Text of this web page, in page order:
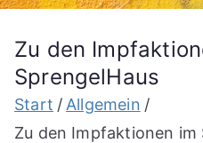
Zu den
SprengelHaus
Start
Allgemein
Zu den Impfaktionen im